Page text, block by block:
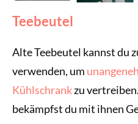
Teebeutel
Alte Teebeutel kannst du
verwenden, um
Kühlschrankzu
bekämpfst du mit ihnen